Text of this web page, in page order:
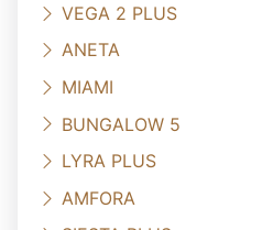
VEGA 2 PLUS
ANETA
MIAMI
BUNGALOW 5
LYRA PLUS
AMFORA